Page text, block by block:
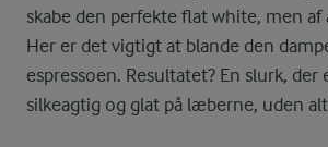
skabe den perfekte flat white, men af
Her er det vigtigt at blande den
espressoen. Resultatet? En slurk, der
silkeagtig og glat på læberne, uden